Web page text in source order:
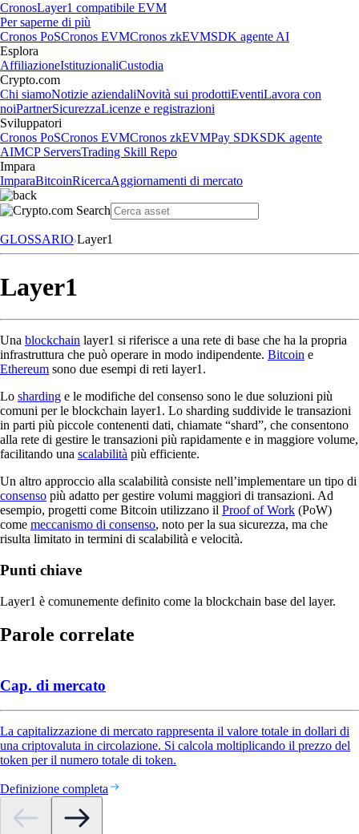
CronosLayer1 compatibile EVM
Per saperne di più
Cronos PoSCronos EVMCronos zkEVMSDK agente AI
Esplora
AffiliazioneIstituzionaliCustodia
Crypto.com
Chi siamoNotizie aziendaliNovità sui prodottiEventiLavora con
noiPartnerSicurezzaLicenze e registrazioni
Sviluppatori
Cronos PoSCronos EVMCronos zkEVMPay SDKSDK agente
AIMCP ServersTrading Skill Repo
Impara
ImparaBitcoinRicercaAggiornamenti di mercato
GLOSSARIO Layer1
Layer1
Una blockchain layer1 si riferisce a una rete di base che ha la propria
infrastruttura che può operare in modo indipendente. Bitcoin e
Ethereum sono due esempi di reti layer1.
Lo sharding e le modifiche del consenso sono le due soluzioni più
comuni per le blockchain layer1. Lo sharding suddivide le transazioni
in parti più piccole contenenti dati, chiamate “shard”, che consentono
alla rete di gestire le transazioni più rapidamente e in maggiore volume,
facilitando una scalabilità più efficiente.
Un altro approccio alla scalabilità consiste nell’implementare un tipo di
consenso più adatto per gestire volumi maggiori di transazioni. Ad
esempio, progetti come Bitcoin utilizzano il Proof of Work (PoW)
come meccanismo di consenso, noto per la sua sicurezza, ma che
risulta limitato in termini di scalabilità e velocità.
Punti chiave
Layer1 è comunemente definito come la blockchain base del layer.
Parole correlate
Cap. di mercato
La capitalizzazione di mercato rappresenta il valore totale in dollari di
una criptovaluta in circolazione. Si calcola moltiplicando il prezzo del
token per il numero totale di token.
Definizione completa